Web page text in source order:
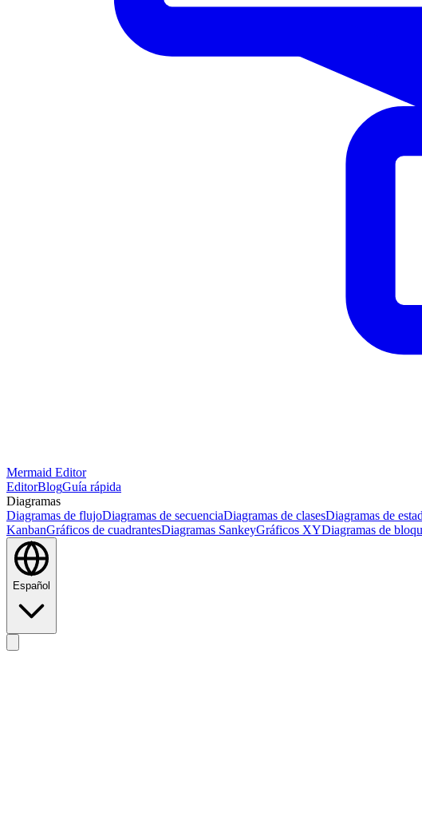
Mermaid Editor
EditorBlogGuía rápida
Diagramas
Diagramas de flujoDiagramas de secuenciaDiagramas de clasesDiagramas de
KanbanGráficos de cuadrantesDiagramas SankeyGráficos XYDiagramas de
Español